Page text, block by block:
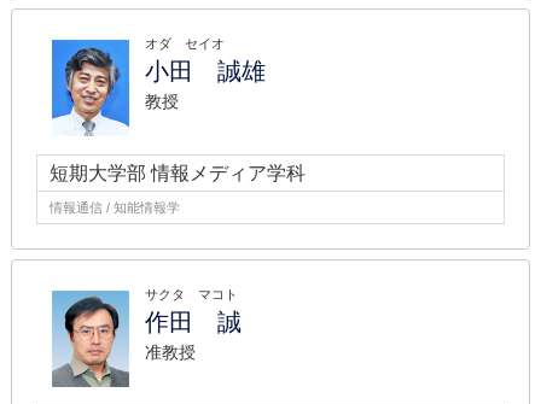
オダ セイオ
小田 誠雄
教授
短期大学部 情報メディア学科
情報通信 / 知能情報学
サクタ マコト
作田 誠
准教授